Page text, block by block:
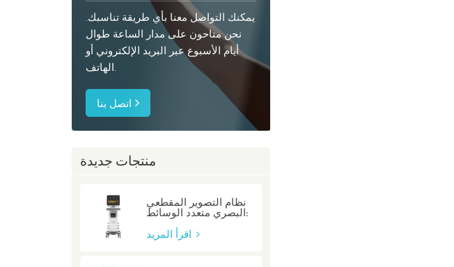
يمكنك التواصل معنا بأي طريقة تناسبك.
نحن متاحون على مدار الساعة طوال
أيام الأسبوع عبر البريد الإلكتروني أو
اتصل بنا
منتجات جديدة
نظام التصوير المقطعي
البصري متعدد الوسائط:
P80/P80-E